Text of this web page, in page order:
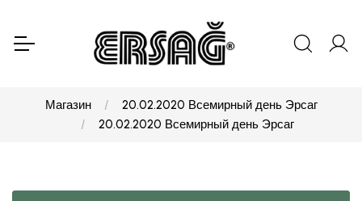
Магазин
20.02.2020 Всемирный день Эрсаг
20.02.2020 Всемирный день Эрсаг